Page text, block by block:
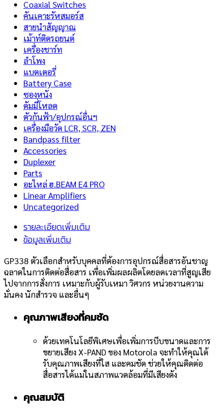
Coaxial Switches
คันเคาะรัหสมอร์ส
สายนำสัญญาณ
เม้าท์ติดรถยนต์
เครื่องชาร์ท
ลำโพง
แบตเตอรี่
Battery Case
ซองหนัง
ดัมมี่โหลด
ตัวกันฟ้า/อุปกรณ์อื่นฯ
เครื่องมือวัด LCR, SCR, ZEN
Bandpass filter
Accessories
Duplexer
Parts
อะไหล่ ฮ.BEAM E4 PRO
Linear Amplifiers
Uncategorized
รายละเอียดเพิ่มเติม
ข้อมูลเพิ่มเติม
GP338 ตัวเลือกสำหรับบุคคลที่ต้องการอุปกรณ์สื่อสารอันชาญ
ฉลาดในการติดต่อสื่อสาร เพื่อเพิ่มผลผลิตโดยลดเวลาที่สูญเสีย
ไปจากการสั่งการ เหมาะกับผู้รับเหมา วิศวกร หน่วยงานความ
มั่นคง นักสำรวจ และอื่นๆ
คุณภาพเสียงที่คมชัด
ด้วยเทคโนโลยีพิเศษเพื่อเพิ่มการบีบขนาดและการ
ขยายเสียง X-PANDของ Motorola จะทำให้คุณได้
รับคุณภาพเสียงที่ใส และคมชัด ช่วยให้คุณติดต่อ
สื่อสารได้แม่ในสภาพแวดล้อมที่มีเสียงดัง
คุณสมบัติ